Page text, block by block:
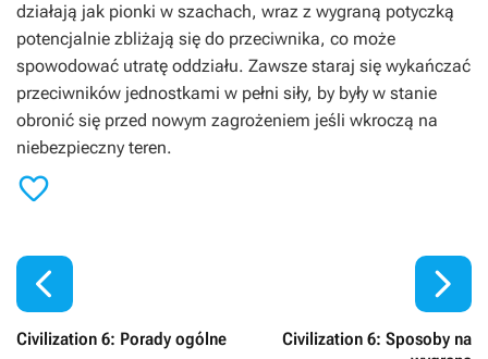
działają jak pionki w szachach, wraz z wygraną potyczką
potencjalnie zbliżają się do przeciwnika, co może
spowodować utratę oddziału. Zawsze staraj się wykańczać
przeciwników jednostkami w pełni siły, by były w stanie
obronić się przed nowym zagrożeniem jeśli wkroczą na
niebezpieczny teren.


Civilization 6: Porady ogólne
Civilization 6: Sposoby na
